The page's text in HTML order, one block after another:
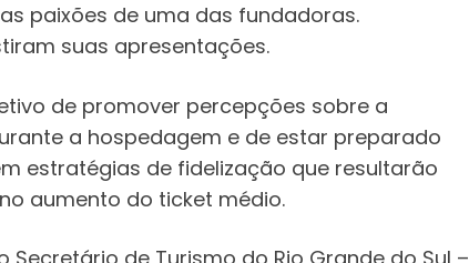
paixões de uma das fundadoras.
suas apresentações.
de promover percepções sobre a
a hospedagem e de estar preparado
estratégias de fidelização que resultarão
aumento do ticket médio.